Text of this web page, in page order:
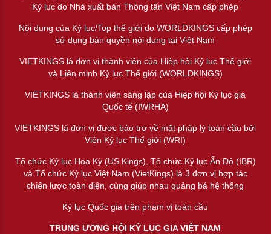
Kỷ lục do Nhà xuất bản Thông tấn Việt Nam cấp phép
Nội dung của Kỷ lục/Top thế giới do WORLDKINGS cấp phép
sử dụng bản quyền nội dung tại Việt Nam
VIETKINGS là đơn vị thành viên của Hiệp hội Kỷ lục Thế giới
và Liên minh Kỷ lục Thế giới (WORLDKINGS)
VIETKINGS là thành viên sáng lập của Hiệp hội Kỷ lục gia
Quốc tế (IWRHA)
VIETKINGS là đơn vị được bảo trợ về mặt pháp lý toàn cầu bởi
Viện Kỷ lục Thế giới (WRI)
Tổ chức Kỷ lục Hoa Kỳ (US Kings), Tổ chức Kỷ lục Ấn Độ (IBR)
và Tổ chức Kỷ lục Việt Nam (VietKings) là 3 đơn vị hợp tác
chiến lược toàn diện, cùng giúp nhau quảng bá hệ thống
Kỷ lục Quốc gia trên phạm vị toàn cầu
TRUNG ƯƠNG HỘI KỶ LỤC GIA VIỆT NAM